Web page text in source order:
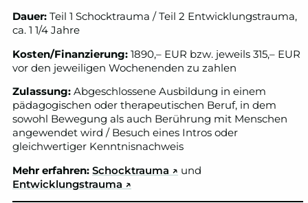
Dauer: Teil 1 Schocktrauma / Teil 2 Entwicklungstrauma,
ca. 1 1/4 Jahre
Kosten/Finanzierung: 1890,– EUR bzw. jeweils 315,– EUR
vor den jeweiligen Wochenenden zu zahlen
Zulassung: Abgeschlossene Ausbildung in einem
pädagogischen oder therapeutischen Beruf, in dem
sowohl Bewegung als auch Berührung mit Menschen
angewendet wird / Besuch eines Intros oder
gleichwertiger Kenntnisnachweis
Mehr erfahren: Schocktrauma ↗ und
Entwicklungstrauma ↗